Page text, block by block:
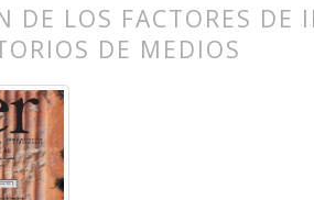
DE LOS FACTORES
DE MEDIOS